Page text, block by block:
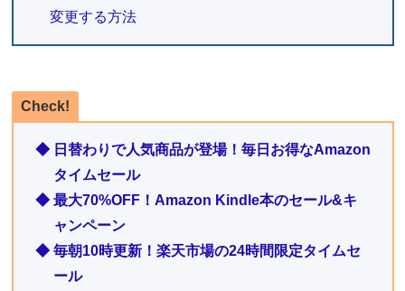
変更する方法
Check!
◆ 日替わりで人気商品が登場！毎日お得なAmazon
タイムセール
◆ 最大70%OFF！Amazon Kindle本のセール&キ
ャンペーン
◆ 毎朝10時更新！楽天市場の24時間限定タイムセ
ール